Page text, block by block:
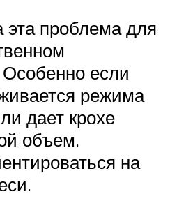
эта проблема для
если
режима
дает крохе
объем.
на